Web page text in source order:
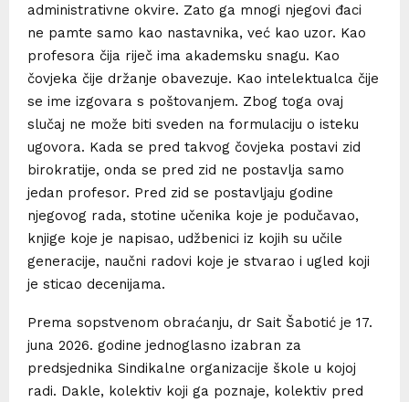
administrativne okvire. Zato ga mnogi njegovi đaci
ne pamte samo kao nastavnika, već kao uzor. Kao
profesora čija riječ ima akademsku snagu. Kao
čovjeka čije držanje obavezuje. Kao intelektualca čije
se ime izgovara s poštovanjem. Zbog toga ovaj
slučaj ne može biti sveden na formulaciju o isteku
ugovora. Kada se pred takvog čovjeka postavi zid
birokratije, onda se pred zid ne postavlja samo
jedan profesor. Pred zid se postavljaju godine
njegovog rada, stotine učenika koje je podučavao,
knjige koje je napisao, udžbenici iz kojih su učile
generacije, naučni radovi koje je stvarao i ugled koji
je sticao decenijama.
Prema sopstvenom obraćanju, dr Sait Šabotić je 17.
juna 2026. godine jednoglasno izabran za
predsjednika Sindikalne organizacije škole u kojoj
radi. Dakle, kolektiv koji ga poznaje, kolektiv pred